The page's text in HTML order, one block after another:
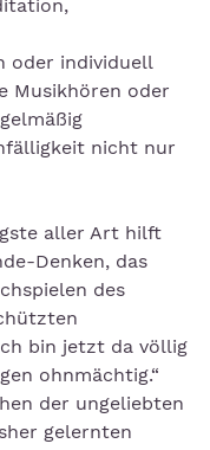
oder individuell
Musikhören oder
nicht nur
aller Art hilft
Denken, das
des
bin jetzt da völlig
ohnmächtig.“
der ungeliebten
gelernten